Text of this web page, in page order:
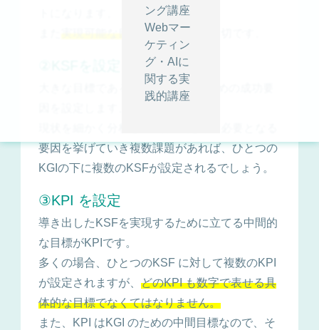
ング講座
Webマー
ケティン
グ・AIに
関する実
践的講座
実現可能な目標である
大きな目標であるKGIを達成するための成功要
要因を挙げていき複数課題があれば、ひとつの
KGIの下に複数のKSFが設定されるでしょう。
③KPI を設定
導き出したKSFを実現するために立てる中間的
な目標がKPIです。
多くの場合、ひとつのKSF に対して複数のKPI
が設定されますが、どのKPI も数字で表せる具
体的な目標でなくてはなりません。
また、KPI はKGI のための中間目標なので、そ